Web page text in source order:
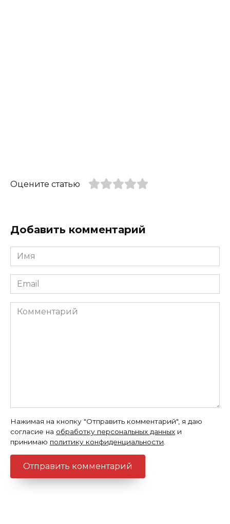
Оцените статью
Добавить комментарий
Имя
*
Email
*
Комментарий
Нажимая на кнопку "Отправить комментарий", я даю
согласие на обработку персональных данных и
принимаю политику конфиденциальности.